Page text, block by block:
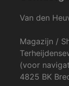
Van den
Magazijn /
(voor
4825 BK